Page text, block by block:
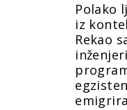
Polako
iz
Rekao